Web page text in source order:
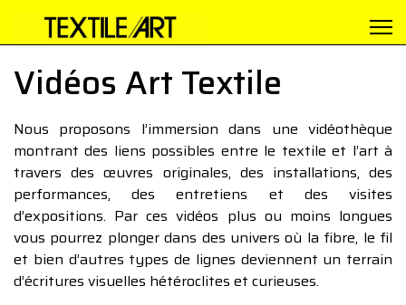
Vidéos Art Textile
Nous proposons l’immersion dans une vidéothèque
montrant des liens possibles entre le textile et l’art à
travers des œuvres originales, des installations, des
performances, des entretiens et des visites
d’expositions. Par ces vidéos plus ou moins longues
vous pourrez plonger dans des univers où la fibre, le fil
et bien d’autres types de lignes deviennent un terrain
d’écritures visuelles hétéroclites et curieuses.